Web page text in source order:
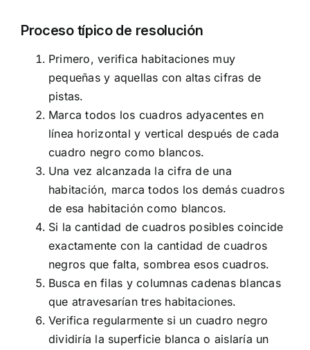
Proceso típico de resolución
Primero, verifica habitaciones muy
pequeñas y aquellas con altas cifras de
pistas.
Marca todos los cuadros adyacentes en
línea horizontal y vertical después de cada
cuadro negro como blancos.
Una vez alcanzada la cifra de una
habitación, marca todos los demás cuadros
de esa habitación como blancos.
Si la cantidad de cuadros posibles coincide
exactamente con la cantidad de cuadros
negros que falta, sombrea esos cuadros.
Busca en filas y columnas cadenas blancas
que atravesarían tres habitaciones.
Verifica regularmente si un cuadro negro
dividiría la superficie blanca o aislaría un